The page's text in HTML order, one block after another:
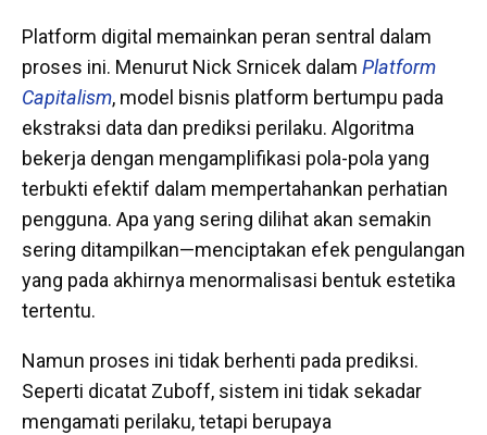
Platform digital memainkan peran sentral dalam
proses ini. Menurut Nick Srnicek dalam Platform
Capitalism, model bisnis platform bertumpu pada
ekstraksi data dan prediksi perilaku. Algoritma
bekerja dengan mengamplifikasi pola-pola yang
terbukti efektif dalam mempertahankan perhatian
pengguna. Apa yang sering dilihat akan semakin
sering ditampilkan—menciptakan efek pengulangan
yang pada akhirnya menormalisasi bentuk estetika
tertentu.
Namun proses ini tidak berhenti pada prediksi.
Seperti dicatat Zuboff, sistem ini tidak sekadar
mengamati perilaku, tetapi berupaya